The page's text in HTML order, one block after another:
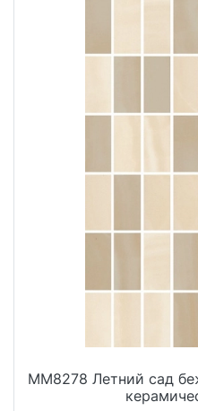
MM8278 Летний сад